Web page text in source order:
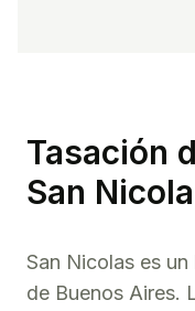
Tasación
San
San Nicolas es
de Buenos Aires.